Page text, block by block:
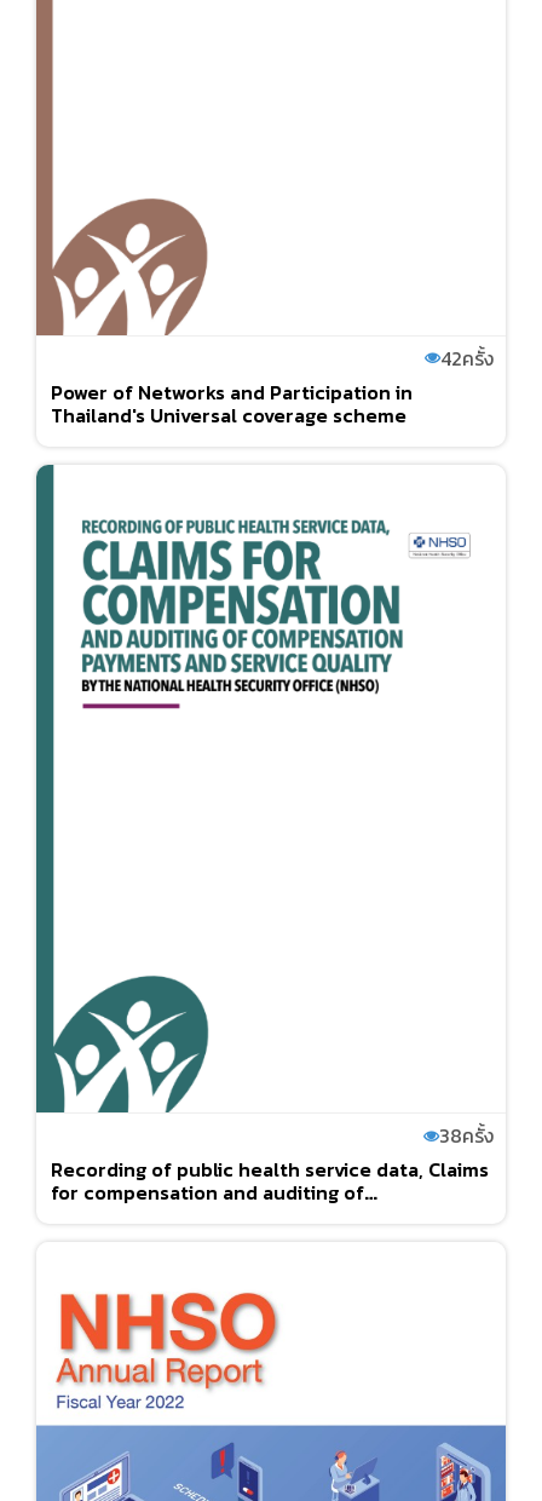
42ครั้ง
Power of Networks and Participation in
Thailand's Universal coverage scheme
38ครั้ง
Recording of public health service data, Claims
for compensation and auditing of